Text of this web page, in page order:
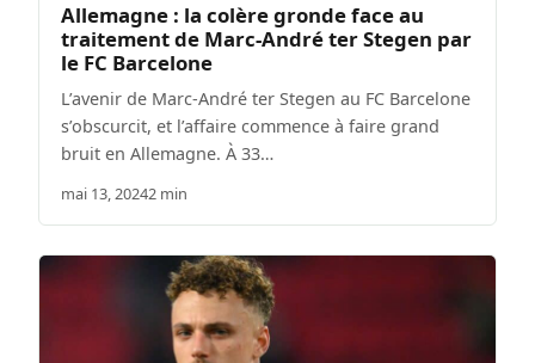
Allemagne : la colère gronde face au
traitement de Marc-André ter Stegen par
le FC Barcelone
L’avenir de Marc-André ter Stegen au FC Barcelone
s’obscurcit, et l’affaire commence à faire grand
bruit en Allemagne. À 33…
mai 13, 20242 min